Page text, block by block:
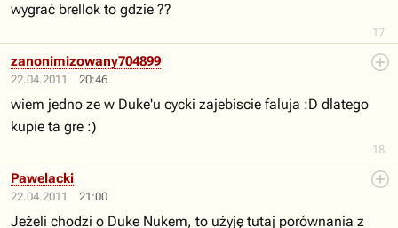
17
wygrać brellok to gdzie ??
22.04.2011 20:46
18
zanonimizowany704899
wiem jedno ze w Duke'u cycki zajebiscie faluja :D dlatego
kupie ta gre :)
22.04.2011 21:00
Pawelacki
Jeżeli chodzi o Duke Nukem, to użyję tutaj porównania z